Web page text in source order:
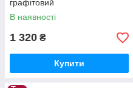
графітовий
В наявності
1 320 ₴
Купити